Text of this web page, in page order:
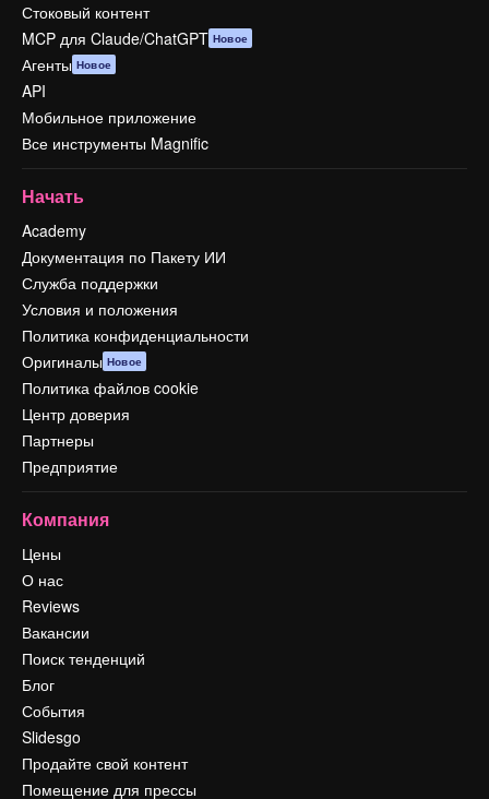
Стоковый контент
MCP для Claude/ChatGPT Новое
Агенты Новое
API
Мобильное приложение
Все инструменты Magnific
Начать
Academy
Документация по Пакету ИИ
Служба поддержки
Условия и положения
Политика конфиденциальности
Оригиналы Новое
Политика файлов cookie
Центр доверия
Партнеры
Предприятие
Компания
Цены
О нас
Reviews
Вакансии
Поиск тенденций
Блог
События
Slidesgo
Продайте свой контент
Помещение для прессы